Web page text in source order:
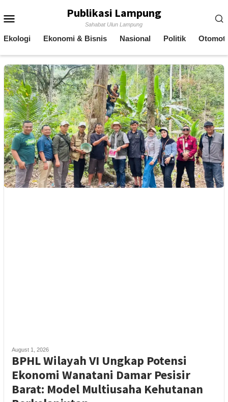
to
Publikasi Lampung
Sahabat Ulun Lampung
Ekologi Ekonomi & Bisnis Nasional Politik
August 1, 2026
BPHL Wilayah VI Ungkap Potensi
Ekonomi Wanatani Damar Pesisir
Barat: Model Multiusaha Kehutanan